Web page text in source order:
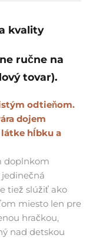
kvality
ručne na
tovar).
odtieňom.
dojem
hĺbku a
doplnkom
tiež slúžiť ako
miesto len pre
hračkou,
nad detskou